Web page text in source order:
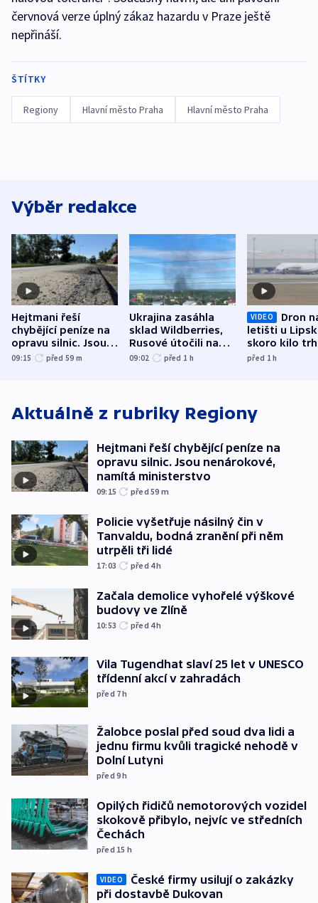
červnová verze úplný zákaz hazardu v Praze ještě
nepřináší.
ŠTÍTKY
Regiony Hlavní město Praha Hlavní město Praha
Výběr redakce
Hejtmani řeší
chybějící peníze na
opravu silnic. Jsou
nenárokové, namítá
09:15 před 59 m
Ukrajina zasáhla
sklad Wildberries,
Rusové útočili na
trh, hasiče či
09:02 před 1 h
VIDEO
Dron
letišti u
skoro kilo
indicie
před 1h
Aktuálně z rubriky Regiony
Hejtmani řeší chybějící peníze na
opravu silnic. Jsou nenárokové,
namítá ministerstvo
09:15 před 59 m
Policie vyšetřuje násilný čin v
Tanvaldu, bodná zranění při něm
utrpěli tři lidé
17:03 před 4h
Začala demolice vyhořelé výškové
budovy ve Zlíně
10:53 před 4h
Vila Tugendhat slaví 25 let v UNESCO
třídenní akcí v zahradách
před 7h
Žalobce poslal před soud dva lidi a
jednu firmu kvůli tragické nehodě v
Dolní Lutyni
před 9h
Opilých řidičů nemotorových vozidel
skokově přibylo, nejvíc ve středních
Čechách
před 15 h
VIDEO
České firmy usilují o zakázky
při dostavbě Dukovan